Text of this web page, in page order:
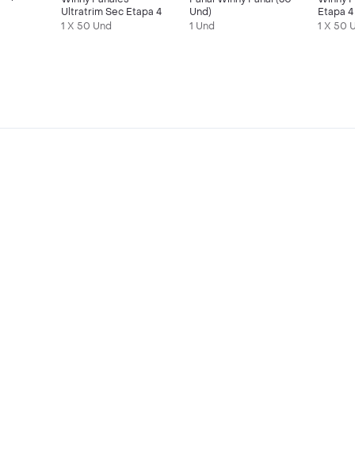
Ultratrim Sec Etapa 4
1 X 50 Und
Und)
1 Und
Etapa
1 X 50